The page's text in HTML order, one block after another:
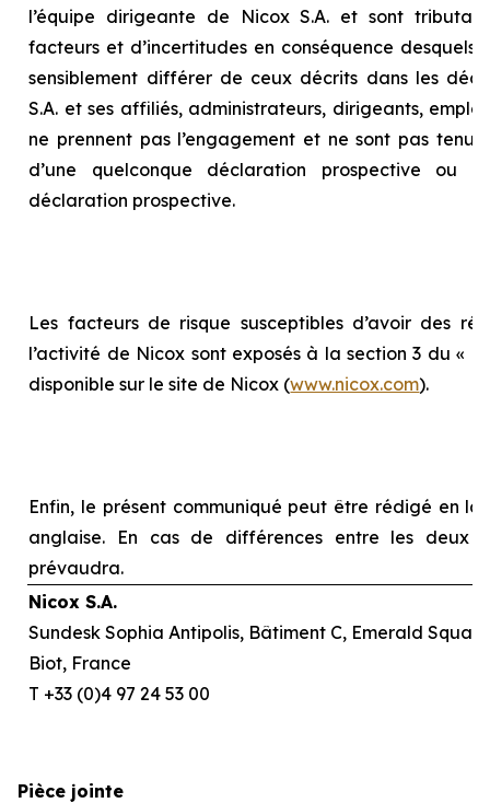
l’équipe dirigeante de Nicox S.A. et sont
facteurs et d’incertitudes en conséquence desquels
sensiblement différer de ceux décrits dans les
S.A. et ses affiliés, administrateurs, dirigeants,
ne prennent pas l’engagement et ne sont pas
d’une quelconque déclaration prospective ou
déclaration prospective.
Les facteurs de risque susceptibles d’avoir des
l’activité de Nicox sont exposés à la section 3 du «
disponible sur le site de Nicox (www.nicox.com).
Enfin, le présent communiqué peut être rédigé en
anglaise. En cas de différences entre les deux
prévaudra.
Nicox S.A.
Sundesk Sophia Antipolis, Bâtiment C, Emerald
Biot, France
T +33 (0)4 97 24 53 00
Pièce jointe